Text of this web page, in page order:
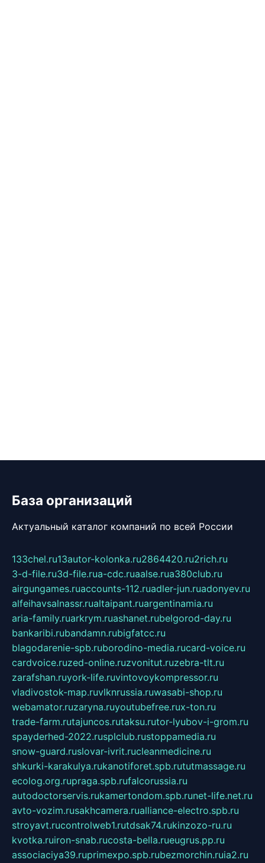
База организаций
Актуальный каталог компаний по всей России
133chel.ru13autor-kolonka.ru2864420.ru2rich.ru
3-d-file.ru3d-file.rua-cdc.ruaalse.rua380club.ru
airgungames.ruaccounts-112.ruadler-jun.ruadonyev.ru
alfeihavsalnassr.rualtaipant.ruargentinamia.ru
aria-family.ruarkrym.ruashanet.rubelgorod-day.ru
bankaribi.rubandamn.rubigfatcc.ru
blagodarenie-spb.ruborodino-media.rucard-voice.ru
cardvoice.ruzed-online.ruzvonitut.ruzebra-tlt.ru
zarafshan.ruyork-life.ruvintovoykompressor.ru
vladivostok-map.ruvlknrussia.ruwasabi-shop.ru
webamator.ruzaryna.ruyoutubefree.rux-ton.ru
trade-farm.rutajuncos.rutaksu.rutor-lyubov-i-grom.ru
spayderhed-2022.rusplclub.rustoppamedia.ru
snow-guard.ruslovar-ivrit.rucleanmedicine.ru
shkurki-karakulya.rukanotiforet.spb.rututmassage.ru
ecolog.org.rupraga.spb.rufalcorussia.ru
autodoctorservis.rukamertondom.spb.runet-life.net.ru
avto-vozim.rusakhcamera.rualliance-electro.spb.ru
stroyavt.rucontrolweb1.rutdsak74.rukinzozo-ru.ru
kvotka.ruiron-snab.rucosta-bella.rueugrus.pp.ru
associaciya39.ruprimexpo.spb.rubezmorchin.ruia2.ru